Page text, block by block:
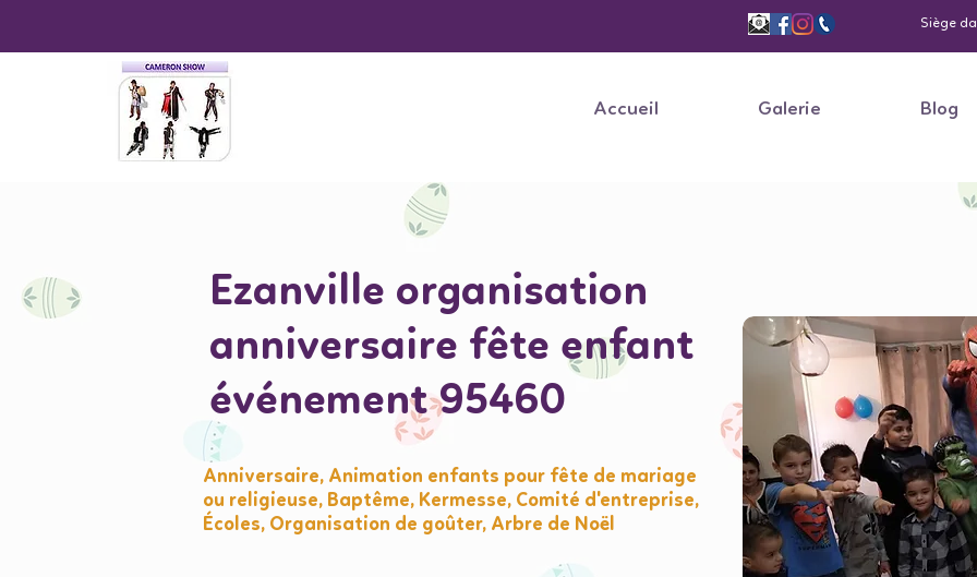
Siège
Accueil Galerie Blog
Ezanville organisation
anniversaire fête enfant
événement 95460
Anniversaire, Animation enfants pour fête de mariage
ou religieuse, Baptême, Kermesse, Comité d'entreprise,
Écoles, Organisation de goûter, Arbre de Noël